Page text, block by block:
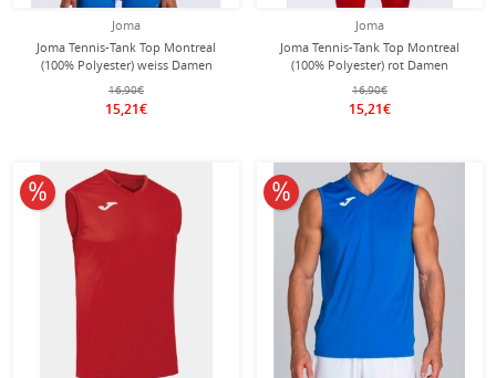
Joma
Joma Tennis-Tank Top Montreal
(100% Polyester) weiss Damen
16,90€
15,21€
Joma
Joma Tennis-Tank Top Montreal
(100% Polyester) rot Damen
16,90€
15,21€
10% reduziert 10% reduziert